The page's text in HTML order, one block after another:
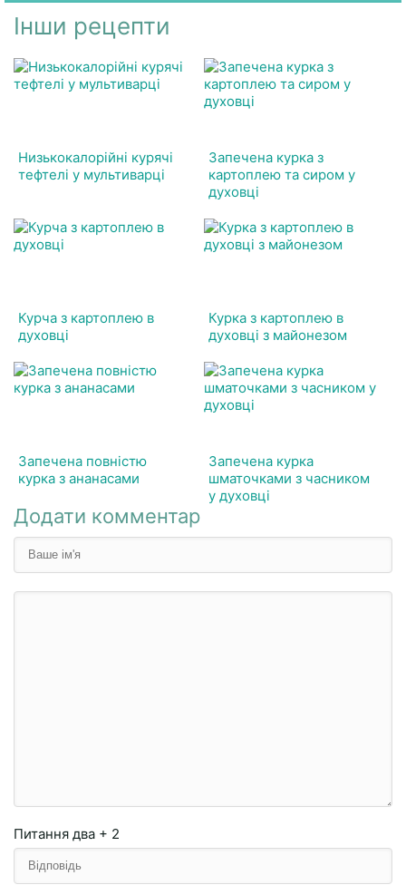
Інши рецепти
Низькокалорійні курячі
тефтелі у мультиварці
Запечена курка з
картоплею та сиром у
духовці
Курча з картоплею в
духовці
Курка з картоплею в
духовці з майонезом
Запечена повністю
курка з ананасами
Запечена курка
шматочками з часником
у духовці
Додати комментар
Питання два + 2